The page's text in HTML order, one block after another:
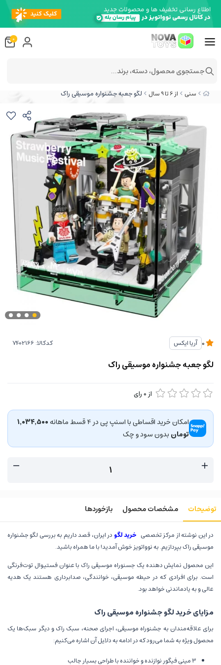
سنی از 6 تا 9 سال لگو جعبه جشنواره موسیقی راک
آریا ایکس کدکالا:
لگو جعبه جشنواره موسیقی راک
از 0 رای
امکان خرید اقساطی با اسنپ پی در ۴ قسط ماهانه
۱٬۰۳۴٬۵۰۰
تومان بدون سود و چک
توضیحات مشخصات محصول بازخوردها
در این نوشته از مرکز تخصصی خرید لگو در ایران، قصد داریم به بررسی لگو جشنواره
موسیقی راک بپردازیم. به نوواتویز خوش آمدید! با ما همراه باشید.
این محصول نمایش دهنده یک جسنوراه موسیقی راک با عنوان فستیوال توت‌فرنگی
است. برای افرادی که در حیطه موسیقی، خوانندگی، صدابرداری هستند یک هدیه
عالی و به یادماندنی خواهد بود.
مزایای خرید لگو جشنواره موسیقی راک
برای علاقه‌مندان به جشنوراه موسیقی، اجرای صحنه، سبک راک و دیگر سبک‌ها یک
محصول ویژه به شما می‌رود که در ادامه به دلایل آن اشاره می‌کنیم:
3 مینی فیگور نوازنده و خواننده با طراحی بسیار جالب
0
جستجوی محصول، دسته، برند...